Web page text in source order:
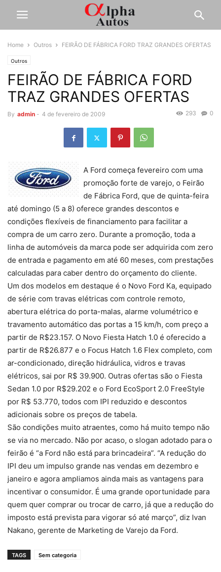
Home Outros FEIRÃO DE FÁBRICA FORD TRAZ GRANDES OFERTAS
Outros
FEIRÃO DE FÁBRICA FORD
TRAZ GRANDES OFERTAS
By admin - 4 de fevereiro de 2009 0
293
A Ford começa fevereiro com uma
promoção forte de varejo, o Feirão
de Fábrica Ford, que de quinta-feira
até domingo (5 a 8) oferece grandes descontos e
condições flexíveis de financiamento para facilitar a
compra de um carro zero. Durante a promoção, toda a
linha de automóveis da marca pode ser adquirida com zero
de entrada e pagamento em até 60 meses, com prestações
calculadas para caber dentro do orçamento do cliente.
Um dos modelos em destaque é o Novo Ford Ka, equipado
de série com travas elétricas com controle remoto,
abertura elétrica do porta-malas, alarme volumétrico e
travamento automático das portas a 15 km/h, com preço a
partir de R$23.157. O Novo Fiesta Hatch 1.0 é oferecido a
partir de R$26.877 e o Focus Hatch 1.6 Flex completo, com
ar-condicionado, direção hidráulica, vidros e travas
elétricos, sai por R$ 39.900. Outras ofertas são o Fiesta
Sedan 1.0 por R$29.202 e o Ford EcoSport 2.0 FreeStyle
por R$ 53.770, todos com IPI reduzido e descontos
adicionais sobre os preços de tabela.
São condições muito atraentes, como há muito tempo não
se via no mercado. Não por acaso, o slogan adotado para o
feirão é “a Ford não está para brincadeira”. “A redução do
IPI deu um impulso grande nas vendas em dezembro e
janeiro e agora ampliamos ainda mais as vantagens para
incentivar o consumidor. É uma grande oportunidade para
quem quer comprar ou trocar de carro, já que a redução do
imposto está prevista para vigorar só até março”, diz Ivan
Nakano, gerente de Marketing de Varejo da Ford.
TAGS Sem categoria